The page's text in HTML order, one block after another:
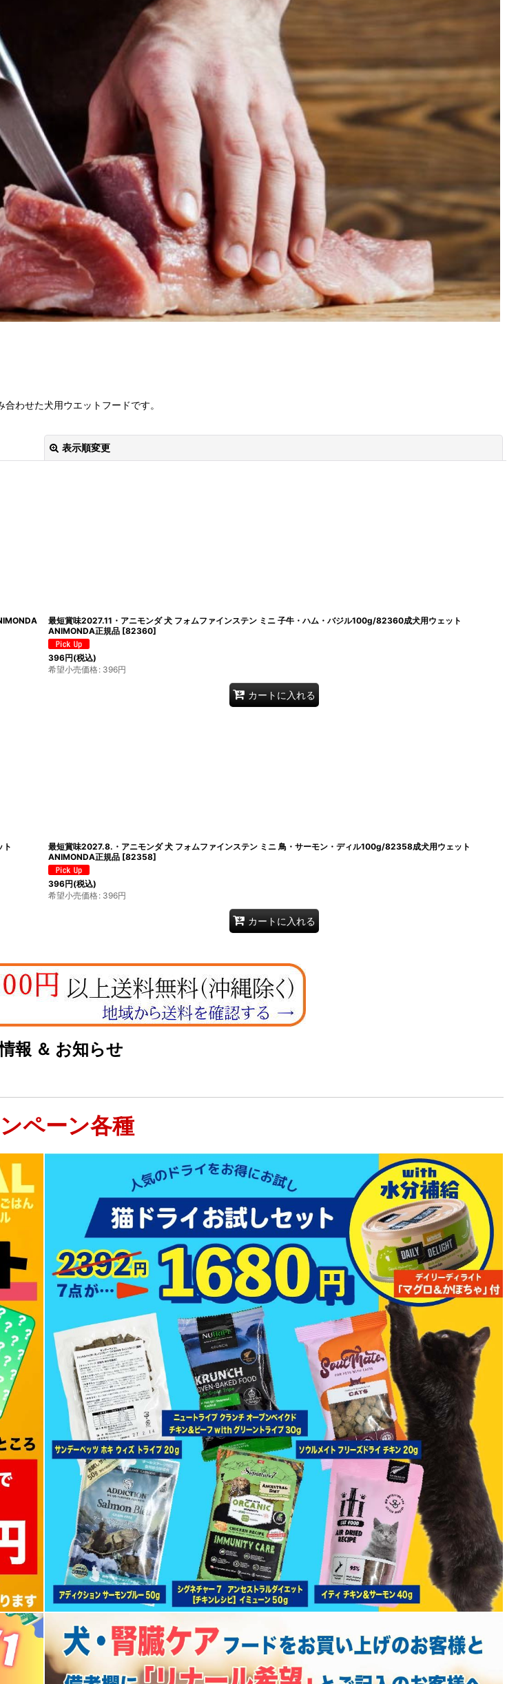
わせた犬用ウエットフードです。
表示順変更
最短賞味2027.11・アニモンダ 犬 フォムファインステン ミニ 子牛・ハム・バジル100g/82360成犬用ウェット
ANIMONDA正規品 [82360]
396円(税込)
希望小売価格: 396円
カートに入れる
ト
最短賞味2027.8.・アニモンダ 犬 フォムファインステン ミニ 鳥・サーモン・ディル100g/82358成犬用ウェット
ANIMONDA正規品 [82358]
396円(税込)
希望小売価格: 396円
カートに入れる
報 ＆ お知らせ
ペーン各種